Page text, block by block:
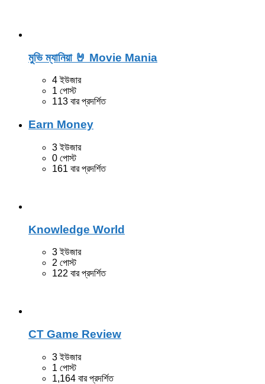
মুভি ম্যানিয়া 🤘 Movie Mania
4 ইউজার
1 পোস্ট
113 বার প্রদর্শিত
Earn Money
3 ইউজার
0 পোস্ট
161 বার প্রদর্শিত
Knowledge World
3 ইউজার
2 পোস্ট
122 বার প্রদর্শিত
CT Game Review
3 ইউজার
1 পোস্ট
1,164 বার প্রদর্শিত